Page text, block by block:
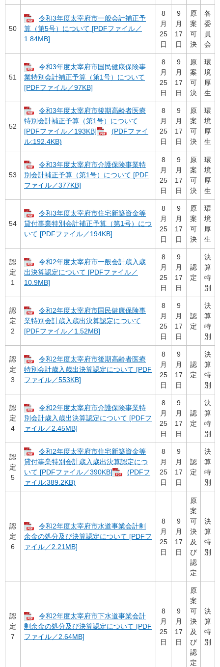
50
令和3年度太宰府市一般会計補正予
算（第5号）について [PDFファイル／
1.84MB]
8
月
25
日
9
月
17
日
原
案
可
決
各
委
員
会
51
令和3年度太宰府市国民健康保険事
業特別会計補正予算（第1号）について
[PDFファイル／97KB]
8
月
25
日
9
月
17
日
原
案
可
決
環
境
厚
生
52
令和3年度太宰府市後期高齢者医療
特別会計補正予算（第1号）について
[PDFファイル／193KB]
(PDFファイ
ル:192.4KB)
8
月
25
日
9
月
17
日
原
案
可
決
環
境
厚
生
53
令和3年度太宰府市介護保険事業特
別会計補正予算（第1号）について [PDF
ファイル／377KB]
8
月
25
日
9
月
17
日
原
案
可
決
環
境
厚
生
54
令和3年度太宰府市住宅新築資金等
貸付事業特別会計補正予算（第1号）につ
いて [PDFファイル／194KB]
8
月
25
日
9
月
17
日
原
案
可
決
環
境
厚
生
認
定
1
令和2年度太宰府市一般会計歳入歳
出決算認定について [PDFファイル／
10.9MB]
8
月
25
日
9
月
17
日
認
定
決
算
特
別
認
定
2
令和2年度太宰府市国民健康保険事
業特別会計歳入歳出決算認定について
[PDFファイル／1.52MB]
8
月
25
日
9
月
17
日
認
定
決
算
特
別
認
定
3
令和2年度太宰府市後期高齢者医療
特別会計歳入歳出決算認定について [PDF
ファイル／553KB]
8
月
25
日
9
月
17
日
認
定
決
算
特
別
認
定
4
令和2年度太宰府市介護保険事業特
別会計歳入歳出決算認定について [PDFフ
ァイル／2.45MB]
8
月
25
日
9
月
17
日
認
定
決
算
特
別
認
定
5
令和2年度太宰府市住宅新築資金等
貸付事業特別会計歳入歳出決算認定につ
いて [PDFファイル／390KB]
(PDFフ
ァイル:389.2KB)
8
月
25
日
9
月
17
日
認
定
決
算
特
別
認
定
6
令和2年度太宰府市水道事業会計剰
余金の処分及び決算認定について [PDFフ
ァイル／2.21MB]
8
月
25
日
9
月
17
日
原
案
可
決
及
び
認
定
決
算
特
別
認
定
7
令和2年度太宰府市下水道事業会計
剰余金の処分及び決算認定について [PDF
ファイル／2.64MB]
8
月
25
日
9
月
17
日
原
案
可
決
及
び
認
定
決
算
特
別